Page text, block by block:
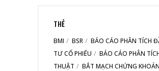
THẺ
BMI BSR
BÁO CÁO PHÂN TÍCH
TƯ CỔ PHIẾU
BÁO CÁO PHÂN
THUẬT
BẮT MẠCH CHỨNG KHOÁN